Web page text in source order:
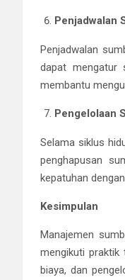
Penjadwalan
Penjadwalan
dapat mengatur
membantu
Pengelolaan
Selama siklus
penghapusan
kepatuhan
Kesimpulan
Manajemen
mengikuti praktik
biaya, dan